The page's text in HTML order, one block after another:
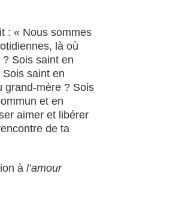
: « Nous sommes
là où
Sois saint en
saint en
grand-mère ? Sois
et en
aimer et libérer
de ta
à l’amour